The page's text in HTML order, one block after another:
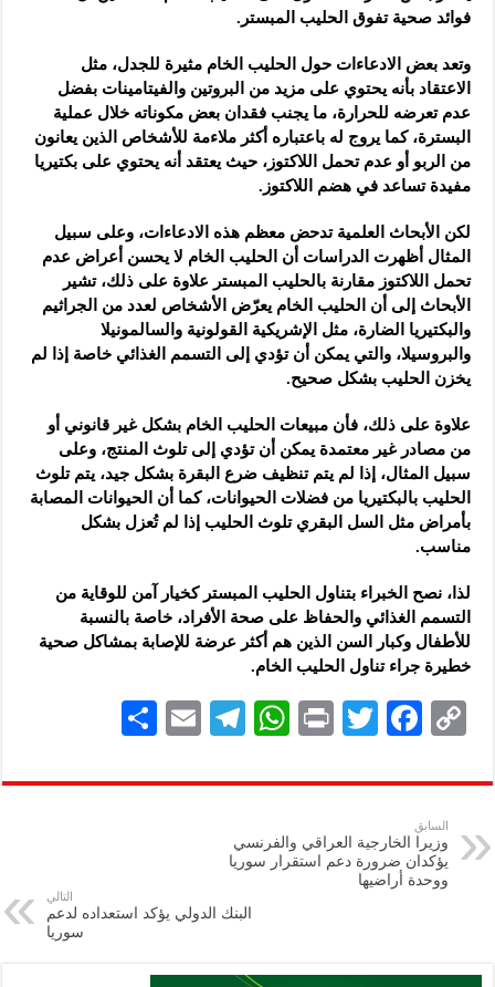
فوائد صحية تفوق الحليب المبستر.
وتعد بعض الادعاءات حول الحليب الخام مثيرة للجدل، مثل
الاعتقاد بأنه يحتوي على مزيد من البروتين والفيتامينات بفضل
عدم تعرضه للحرارة، ما يجنب فقدان بعض مكوناته خلال عملية
البسترة، كما يروج له باعتباره أكثر ملاءمة للأشخاص الذين يعانون
من الربو أو عدم تحمل اللاكتوز، حيث يعتقد أنه يحتوي على بكتيريا
مفيدة تساعد في هضم اللاكتوز.
لكن الأبحاث العلمية تدحض معظم هذه الادعاءات، وعلى سبيل
المثال أظهرت الدراسات أن الحليب الخام لا يحسن أعراض عدم
تحمل اللاكتوز مقارنة بالحليب المبستر علاوة على ذلك، تشير
الأبحاث إلى أن الحليب الخام يعرّض الأشخاص لعدد من الجراثيم
والبكتيريا الضارة، مثل الإشريكية القولونية والسالمونيلا
والبروسيلا، والتي يمكن أن تؤدي إلى التسمم الغذائي خاصة إذا لم
يخزن الحليب بشكل صحيح.
علاوة على ذلك، فأن مبيعات الحليب الخام بشكل غير قانوني أو
من مصادر غير معتمدة يمكن أن تؤدي إلى تلوث المنتج، وعلى
سبيل المثال، إذا لم يتم تنظيف ضرع البقرة بشكل جيد، يتم تلوث
الحليب بالبكتيريا من فضلات الحيوانات، كما أن الحيوانات المصابة
بأمراض مثل السل البقري تلوث الحليب إذا لم تُعزل بشكل
مناسب.
لذا، نصح الخبراء بتناول الحليب المبستر كخيار آمن للوقاية من
التسمم الغذائي والحفاظ على صحة الأفراد، خاصة بالنسبة
للأطفال وكبار السن الذين هم أكثر عرضة للإصابة بمشاكل صحية
خطيرة جراء تناول الحليب الخام.
C
p
y
Li
n
F
eb
k
T
tt
P
nt
W
at
A
p
Te
gr
E
ai
ar
السابق
وزيرا الخارجية العراقي والفرنسي
يؤكدان ضرورة دعم استقرار سوريا
ووحدة أراضيها
التالي
البنك الدولي يؤكد استعداده لدعم
سوريا